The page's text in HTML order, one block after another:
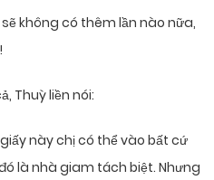
không có thêm lần nào nữa,
Thuỳ liền nói:
này chị có thể vào bất cứ
là nhà giam tách biệt. Nhưng